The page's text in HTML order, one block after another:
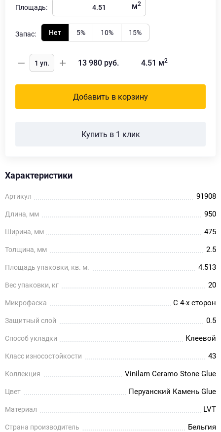
Площадь: м2
Запас: Нет 5% 10% 15%
13 980 руб. 4.51 м2
Добавить в корзину
Купить в 1 клик
Характеристики
Артикул 91908
Длина, мм 950
Ширина, мм 475
Толщина, мм 2.5
Площадь упаковки, кв. м. 4.513
Вес упаковки, кг 20
Микрофаска С 4-х сторон
Защитный слой 0.5
Способ укладки Клеевой
Класс износостойкости 43
Коллекция Vinilam Ceramo Stone Glue
Цвет Перуанский Камень Glue
Материал LVT
Страна производитель Бельгия